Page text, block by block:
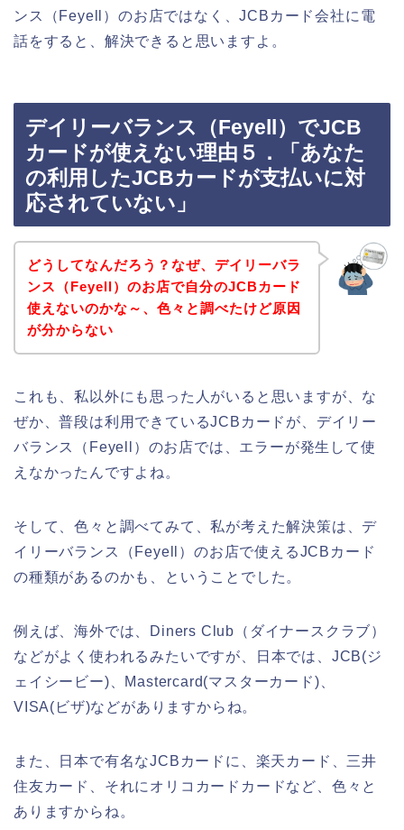
ンス（Feyell）のお店ではなく、JCBカード会社に電
話をすると、解決できると思いますよ。
デイリーバランス（Feyell）でJCB
カードが使えない理由５．「あなた
の利用したJCBカードが支払いに対
応されていない」
どうしてなんだろう？なぜ、デイリーバラ
ンス（Feyell）のお店で自分のJCBカード
使えないのかな～、色々と調べたけど原因
が分からない
これも、私以外にも思った人がいると思いますが、な
ぜか、普段は利用できているJCBカードが、デイリー
バランス（Feyell）のお店では、エラーが発生して使
えなかったんですよね。
そして、色々と調べてみて、私が考えた解決策は、デ
イリーバランス（Feyell）のお店で使えるJCBカード
の種類があるのかも、ということでした。
例えば、海外では、Diners Club（ダイナースクラブ）
などがよく使われるみたいですが、日本では、JCB(ジ
ェイシービー)、Mastercard(マスターカード)、
VISA(ビザ)などがありますからね。
また、日本で有名なJCBカードに、楽天カード、三井
住友カード、それにオリコカードカードなど、色々と
ありますからね。